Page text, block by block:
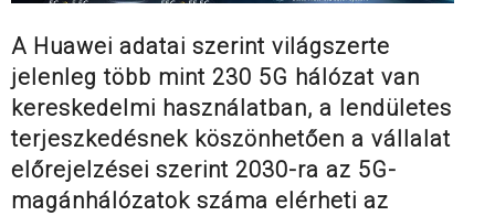
A Huawei adatai szerint világszerte
jelenleg több mint 230 5G hálózat van
kereskedelmi használatban, a lendületes
terjeszkedésnek köszönhetően a vállalat
előrejelzései szerint 2030-ra az 5G-
magánhálózatok száma elérheti az